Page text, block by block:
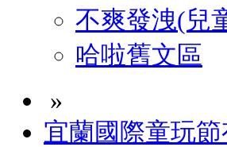
不爽發洩(兒
哈啦舊文區
»
宜蘭國際童玩